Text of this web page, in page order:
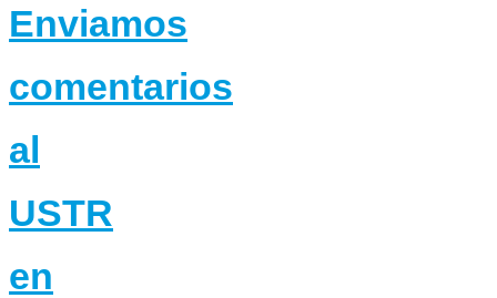
Enviamos
comentarios
al
USTR
en